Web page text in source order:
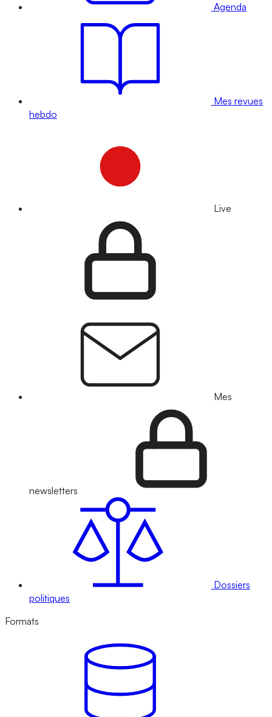
Agenda
Mes revues
hebdo
Live
Mes
newsletters
Dossiers
politiques
Formats